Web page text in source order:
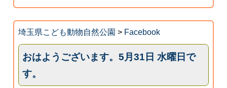
埼玉県こども動物自然公園 > Facebook
おはようございます。5月31日 水曜日で
す。